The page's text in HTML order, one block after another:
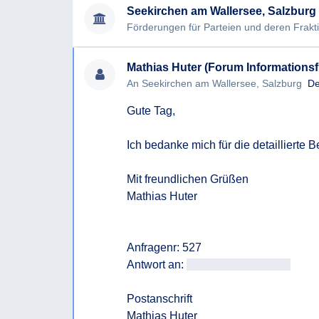
Parteien? Falls ja, bitte ich um eine
und Einrichtung heruntergebrochen, für die
bitte ich um den Titel, unter dem die
5) Sind bezüglich den oben beschriebenen
beantrage ich die Ausstellung eines
Seekirchen am Wallersee, Salzburg
Mathias Huter (Forum
An Seekirchen am Wallersee, Salzburg
Gute Tag,
Ich bedanke mich für die detaillierte
Mit freundlichen Grüßen
Mathias Huter
Anfragenr: 527
Antwort an:
Postanschrift